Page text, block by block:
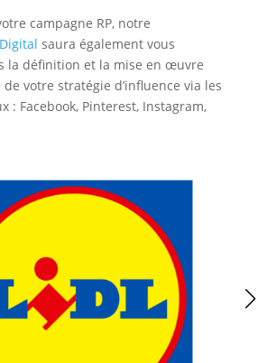
campagne RP, notre
saura également vous
la définition et la mise en œuvre
votre stratégie d’influence via les
: Facebook, Pinterest, Instagram,